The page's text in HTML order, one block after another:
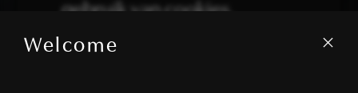
Welcome
gebruik van cookies.
We gebruiken cookies om inhoud en